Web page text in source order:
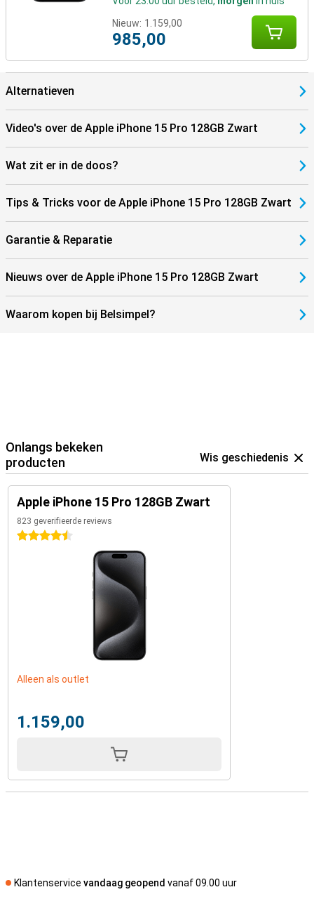
Nieuw: 1.159,00
985,00
Alternatieven
Video's over de Apple iPhone 15 Pro 128GB Zwart
Wat zit er in de doos?
Tips & Tricks voor de Apple iPhone 15 Pro 128GB Zwart
Garantie & Reparatie
Nieuws over de Apple iPhone 15 Pro 128GB Zwart
Waarom kopen bij Belsimpel?
Onlangs bekeken
producten
Wis geschiedenis
Apple iPhone 15 Pro 128GB Zwart
823 geverifieerde reviews
4.5 sterren
Alleen als outlet
1.159,00
Klantenservice vandaag geopend vanaf 09.00 uur